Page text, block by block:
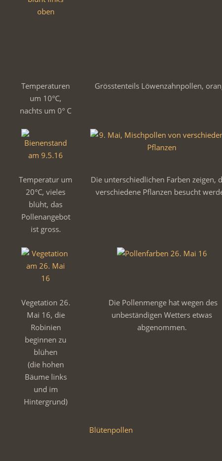
Temperaturen
um 10°C,
nachts um 0° C
Grösstenteils Löwenzahnpollen,
Temperatur um
20°C, vieles
blüht, das
Pollenangebot
ist gross.
Die unterschiedlichen Farben zeigen,
verschiedene Pflanzen besucht
Vegetation 26.
Mai 16, die
Robinien
beginnen zu
blühen
(die hohen
Bäume links
und im
Hintergrund)
Die Pollenmenge hat wegen des
unbeständigen Wetters etwas
abgenommen.
Blütenpollen